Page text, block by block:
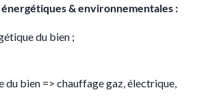
& environnementales :
du bien ;
du bien => chauffage gaz, électrique,